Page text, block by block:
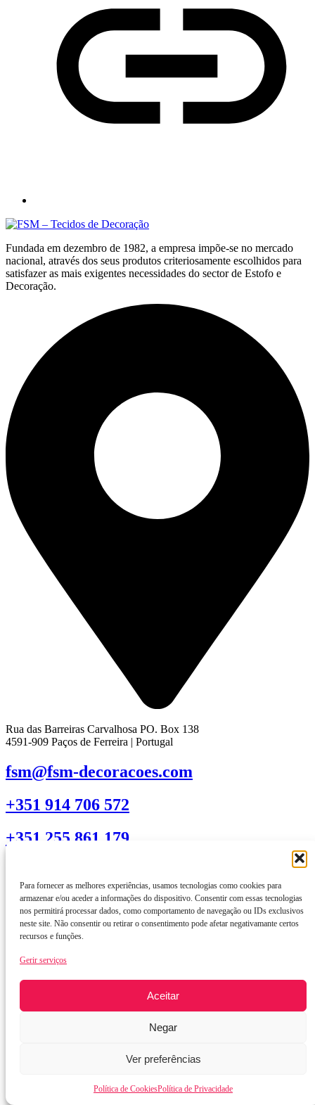
Para fornecer as melhores experiências, usamos tecnologias como cookies para
armazenar e/ou aceder a informações do dispositivo. Consentir com essas tecnologias
nos permitirá processar dados, como comportamento de navegação ou IDs exclusivos
neste site. Não consentir ou retirar o consentimento pode afetar negativamante certos
recursos e funções.
Gerir serviços
Aceitar
Negar
Ver preferências
Política de CookiesPolítica de Privacidade
Fundada em dezembro de 1982, a empresa impõe-se no mercado
nacional, através dos seus produtos criteriosamente escolhidos para
satisfazer as mais exigentes necessidades do sector de Estofo e
Decoração.
Rua das Barreiras Carvalhosa PO. Box 138
4591-909 Paços de Ferreira | Portugal
fsm@fsm-decoracoes.com
+351 914 706 572
+351 255 861 179